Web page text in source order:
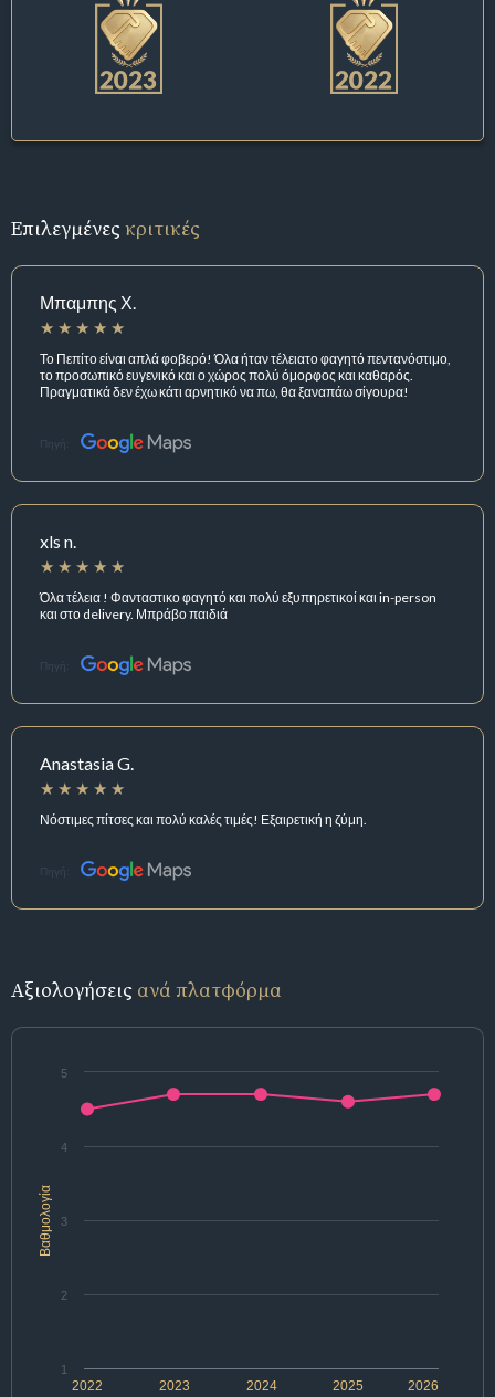
Επιλεγμένεςκριτικές
Μπαμπης Χ.
Το Πεπίτο είναι απλά φοβερό! Όλα ήταν τέλειατο φαγητό πεντανόστιμο,
το προσωπικό ευγενικό και ο χώρος πολύ όμορφος και καθαρός.
Πραγματικά δεν έχω κάτι αρνητικό να πω, θα ξαναπάω σίγουρα!
Πηγή:
xls n.
Όλα τέλεια ! Φανταστικο φαγητό και πολύ εξυπηρετικοί και in-person
και στο delivery. Μπράβο παιδιά
Πηγή:
Anastasia G.
Νόστιμες πίτσες και πολύ καλές τιμές! Εξαιρετική η ζύμη.
Πηγή:
Αξιολογήσεις ανά πλατφόρμα
Βαθμολογία
2022 2024 2026
2023 2025
1
2
3
4
5